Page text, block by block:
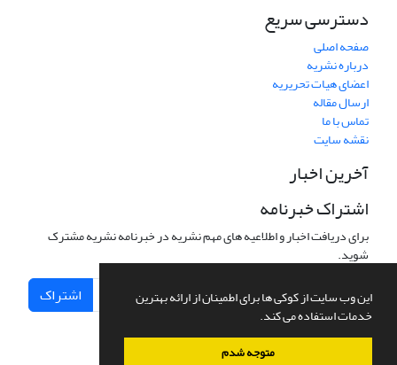
این وب سایت از کوکی ها برای اطمینان از ارائه بهترین
خدمات استفاده می کند.
متوجه شدم
دسترسی سریع
صفحه اصلی
درباره نشریه
اعضای هیات تحریریه
ارسال مقاله
تماس با ما
نقشه سایت
آخرین اخبار
اشتراک خبرنامه
برای دریافت اخبار و اطلاعیه های مهم نشریه در خبرنامه نشریه مشترک
شوید.
اشتراک